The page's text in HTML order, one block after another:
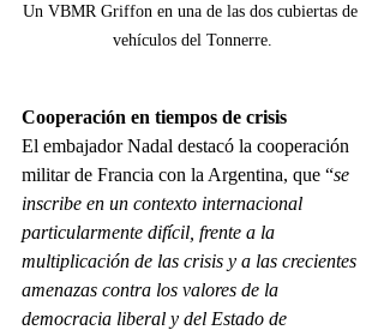
Un VBMR Griffon en una de las dos cubiertas de
vehículos del Tonnerre.
Cooperación en tiempos de crisis
El embajador Nadal destacó la cooperación
militar de Francia con la Argentina, que “se
inscribe en un contexto internacional
particularmente difícil, frente a la
multiplicación de las crisis y a las crecientes
amenazas contra los valores de la
democracia liberal y del Estado de